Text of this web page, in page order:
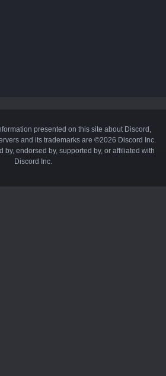
presented on this site about Discord,
and its trademarks are ©2026 Discord Inc.
by, endorsed by, supported by, or affiliated with
Discord Inc.